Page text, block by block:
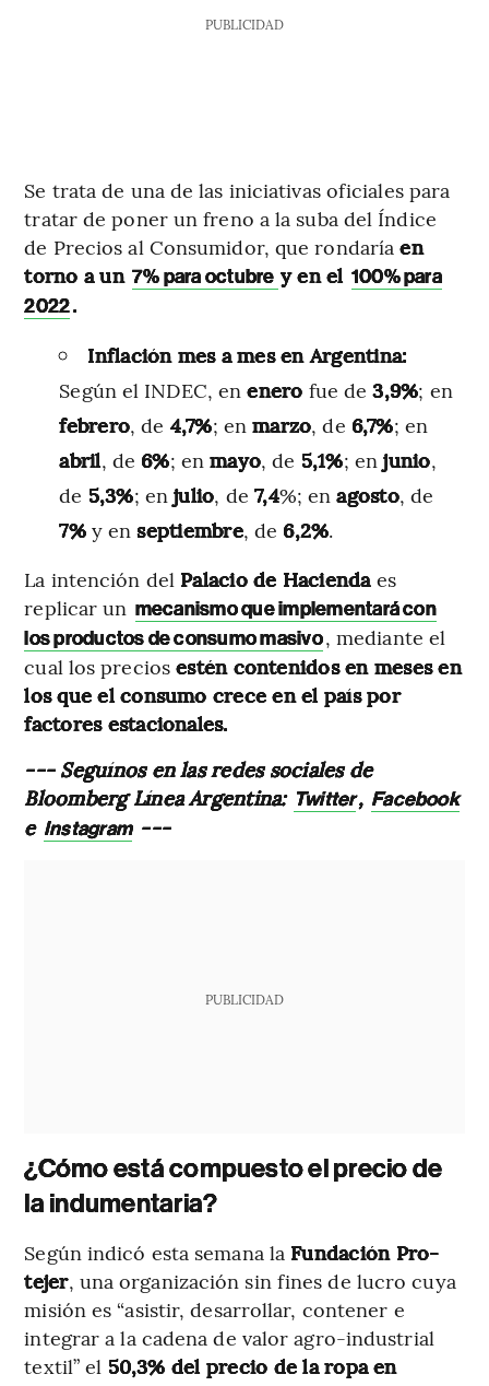
PUBLICIDAD
Se trata de una de las iniciativas oficiales para
tratar de poner un freno a la suba del Índice
de Precios al Consumidor, que rondaríaen
torno a un 7% para octubre y en el 100% para
2022.
Inflación mes a mes en Argentina:
Según el INDEC, enenero fue de3,9%; en
febrero, de 4,7%; enmarzo, de 6,7%; en
abril, de 6%; enmayo, de 5,1%; en junio,
de 5,3%; enjulio, de 7,4%; enagosto, de
7%y enseptiembre, de 6,2%.
La intención del Palacio de Haciendaes
replicar un mecanismo que implementará con
los productos de consumo masivo, mediante el
cual los preciosestén contenidos en meses en
los que el consumo crece en el país por
factores estacionales.
--- Seguínos en las redes sociales de
Bloomberg Línea Argentina: Twitter, Facebook
e Instagram ---
PUBLICIDAD
¿Cómo está compuesto el precio de
la indumentaria?
Según indicó esta semana la Fundación Pro-
tejer, una organización sin fines de lucro cuya
misión es “asistir, desarrollar, contener e
integrar a la cadena de valor agro-industrial
textil” el 50,3% del precio de la ropa en